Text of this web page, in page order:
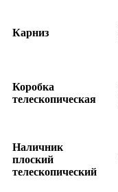
Карниз
Коробка
телескопическая
Наличник
плоский
телескопический